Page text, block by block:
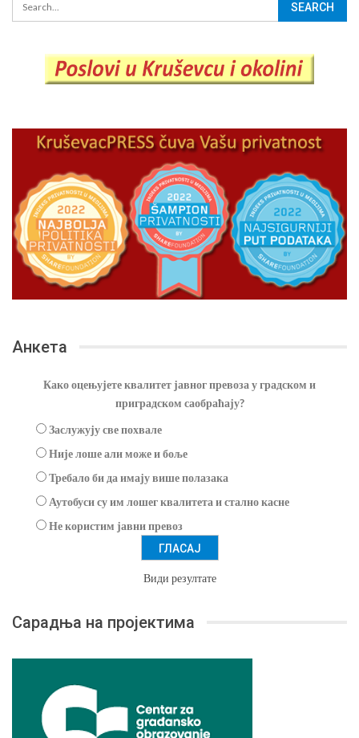
Анкета
Како оцењујете квалитет јавног превоза у градском и
приградском саобраћају?
Заслужују све похвале
Није лоше али може и боље
Требало би да имају више полазака
Аутобуси су им лошег квалитета и стално касне
Не користим јавни превоз
Види резултате
Сарадња на пројектима